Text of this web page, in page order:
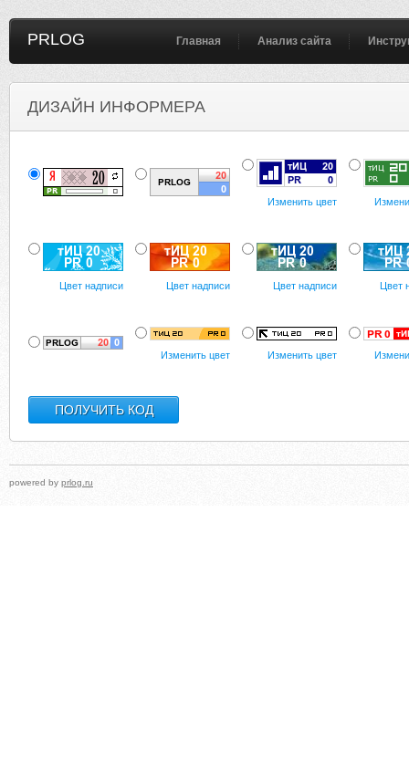
PRLOG Главная Анализ сайта
ДИЗАЙН ИНФОРМЕРА
Изменить цвет
Цвет надписи Цвет надписи Цвет надписи Цвет
Изменить цвет Изменить цвет
powered by prlog.ru